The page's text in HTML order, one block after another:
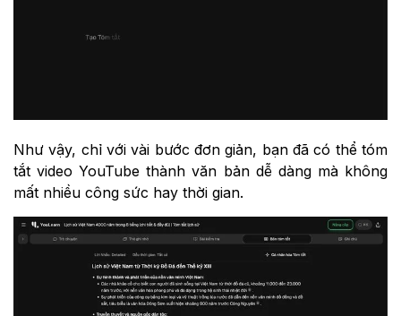
Như vậy, chỉ với vài bước đơn giản, bạn đã có thể tóm
tắt video YouTube thành văn bản dễ dàng mà không
mất nhiều công sức hay thời gian.